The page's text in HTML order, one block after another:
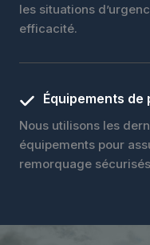
les situations
efficacité.
Équipements de
Nous utilisons les
équipements pour
remorquage